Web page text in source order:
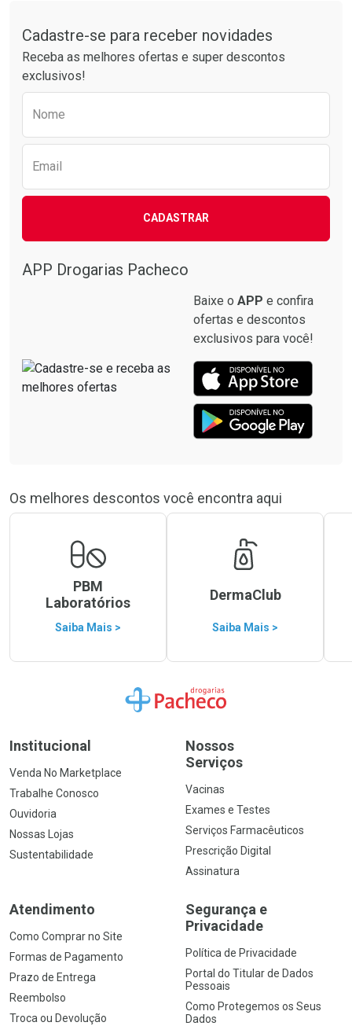
Por R$ 41,27/cada
Por R$ 20,24/cada
Cadastre-se para receber novidades
Receba as melhores ofertas e super descontos
exclusivos!
Nome
Email
CADASTRAR
APP Drogarias Pacheco
Baixe o APP e confira
ofertas e descontos
exclusivos para você!
Os melhores descontos você encontra aqui
PBM
Laboratórios
Saiba Mais >
DermaClub
Saiba Mais >
Ir para a Home
Institucional
Venda No Marketplace
Trabalhe Conosco
Ouvidoria
Nossas Lojas
Sustentabilidade
Nossos
Serviços
Vacinas
Exames e Testes
Serviços Farmacêuticos
Prescrição Digital
Assinatura
Atendimento
Como Comprar no Site
Formas de Pagamento
Prazo de Entrega
Reembolso
Troca ou Devolução
Segurança e
Privacidade
Política de Privacidade
Portal do Titular de Dados
Pessoais
Como Protegemos os Seus
Dados